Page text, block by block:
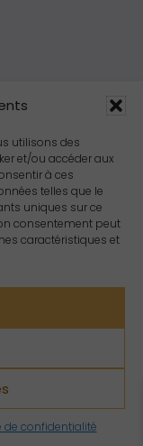
utilisons des
et/ou accéder aux
à ces
telles que le
uniques sur ce
consentement peut
caractéristiques et
de confidentialité
réservés.